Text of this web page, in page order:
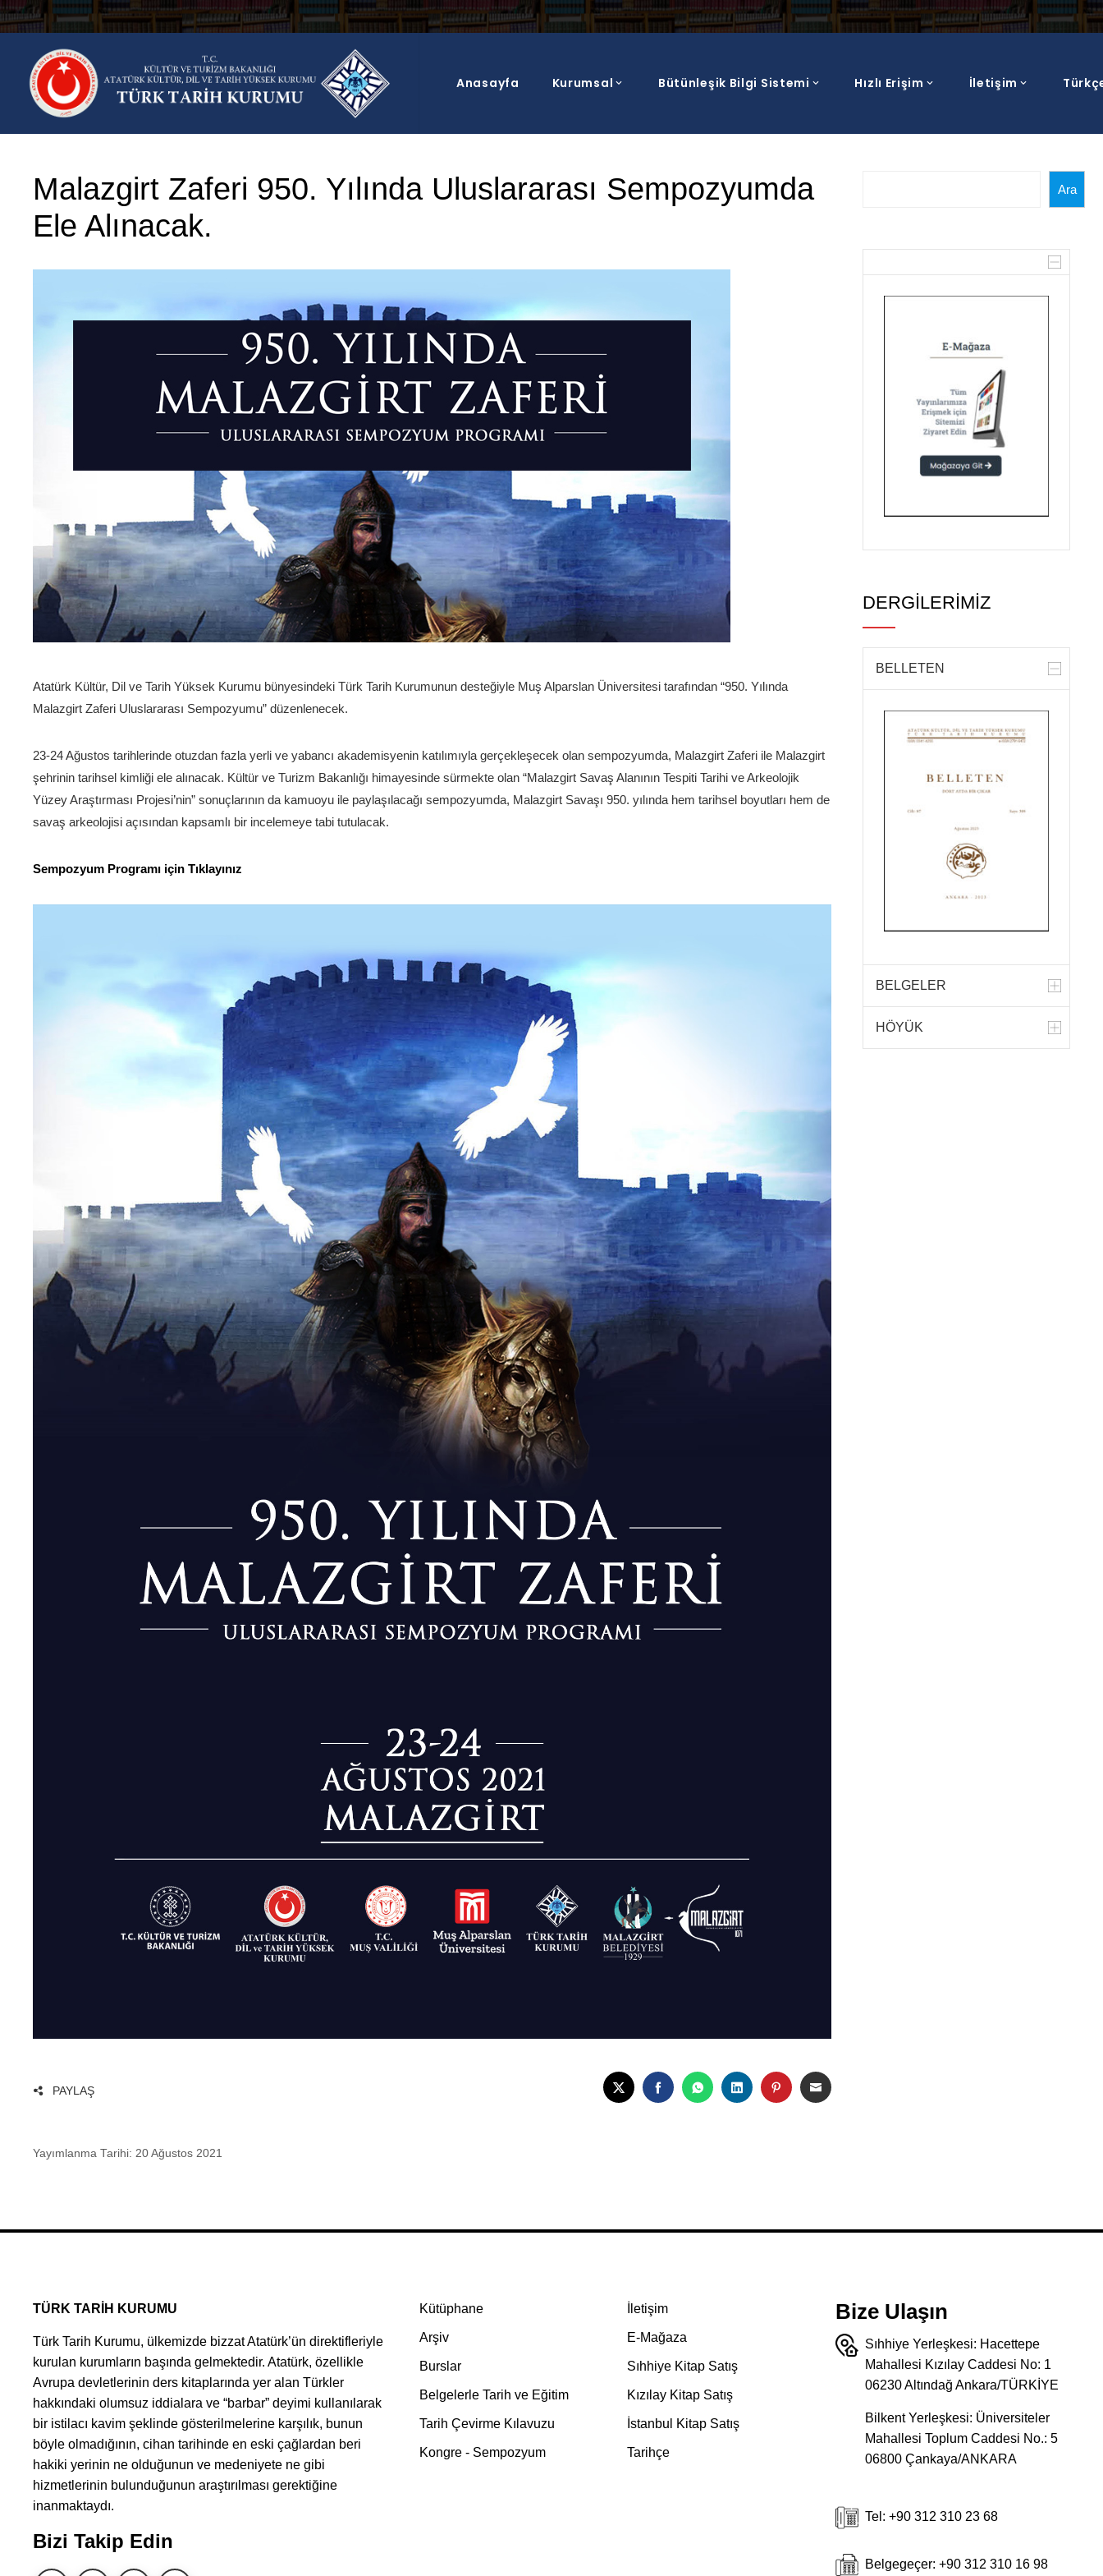
Skip
to
Anasayfa Kurumsal Bütünleşik Bilgi Sistemi Hızlı Erişim İletişim
Blog Post
Malazgirt Zaferi 950. Yılında Uluslararası Sempozyumda
Ele Alınacak.
Atatürk Kültür, Dil ve Tarih Yüksek Kurumu bünyesindeki Türk Tarih Kurumunun desteğiyle Muş Alparslan Üniversitesi tarafından “950. Yılında
Malazgirt Zaferi Uluslararası Sempozyumu” düzenlenecek.
23-24 Ağustos tarihlerinde otuzdan fazla yerli ve yabancı akademisyenin katılımıyla gerçekleşecek olan sempozyumda, Malazgirt Zaferi ile Malazgirt
şehrinin tarihsel kimliği ele alınacak. Kültür ve Turizm Bakanlığı himayesinde sürmekte olan “Malazgirt Savaş Alanının Tespiti Tarihi ve Arkeolojik
Yüzey Araştırması Projesi’nin” sonuçlarının da kamuoyu ile paylaşılacağı sempozyumda, Malazgirt Savaşı 950. yılında hem tarihsel boyutları hem de
savaş arkeolojisi açısından kapsamlı bir incelemeye tabi tutulacak.
Sempozyum Programı için Tıklayınız
PAYLAŞ TWITTERFACEBOOKWHATSAPP
LINKEDINPINTEREST
EMAIL
Yayımlanma Tarihi: 20 Ağustos 2021
Ara
DERGİLERİMİZ
BELLETEN
BELGELER
HÖYÜK
TÜRK TARİH KURUMU
Türk Tarih Kurumu, ülkemizde bizzat Atatürk’ün direktifleriyle
kurulan kurumların başında gelmektedir. Atatürk, özellikle
Avrupa devletlerinin ders kitaplarında yer alan Türkler
hakkındaki olumsuz iddialara ve “barbar” deyimi kullanılarak
bir istilacı kavim şeklinde gösterilmelerine karşılık, bunun
böyle olmadığının, cihan tarihinde en eski çağlardan beri
hakiki yerinin ne olduğunun ve medeniyete ne gibi
hizmetlerinin bulunduğunun araştırılması gerektiğine
inanmaktaydı.
Bizi Takip Edin
Kütüphane
Arşiv
Burslar
Belgelerle Tarih ve Eğitim
Tarih Çevirme Kılavuzu
Kongre - Sempozyum
İletişim
E-Mağaza
Sıhhiye Kitap Satış
Kızılay Kitap Satış
İstanbul Kitap Satış
Tarihçe
Bize Ulaşın
Sıhhiye Yerleşkesi: Hacettepe
Mahallesi Kızılay Caddesi No: 1
06230 Altındağ Ankara/TÜRKİYE
Bilkent Yerleşkesi: Üniversiteler
Mahallesi Toplum Caddesi No.: 5
06800 Çankaya/ANKARA
Tel: +90 312 310 23 68
Belgegeçer: +90 312 310 16 98